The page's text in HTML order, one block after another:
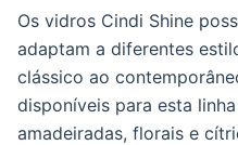
Os vidros Cindi Shine
adaptam a diferentes
clássico ao
disponíveis para esta
amadeiradas, florais e